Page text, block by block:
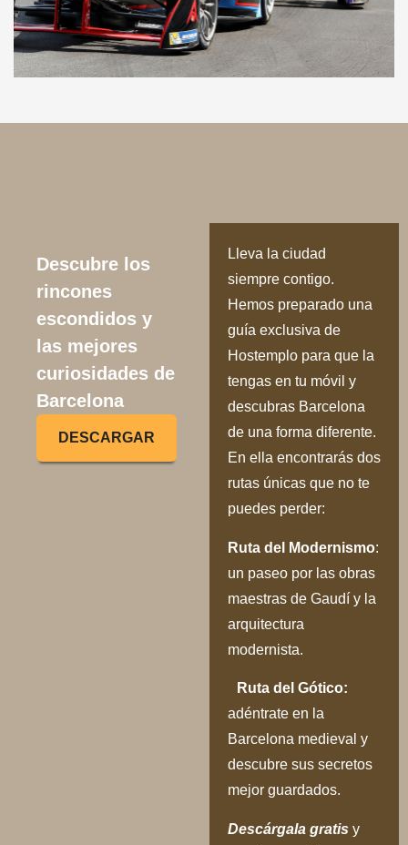
Descubre los
rincones
escondidos y
las mejores
curiosidades de
Barcelona
DESCARGAR
Lleva la ciudad
siempre contigo.
Hemos preparado una
guía exclusiva de
Hostemplo para que la
tengas en tu móvil y
descubras Barcelona
de una forma diferente.
En ella encontrarás dos
rutas únicas que no te
puedes perder:
Ruta del Modernismo:
un paseo por las obras
maestras de Gaudí y la
arquitectura
modernista.
Ruta del Gótico:
adéntrate en la
Barcelona medieval y
descubre sus secretos
mejor guardados.
Descárgala gratis y